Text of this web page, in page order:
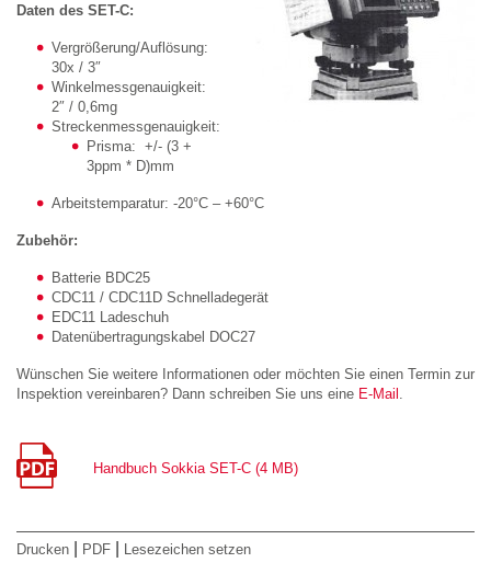
Daten des SET-C:
Vergrößerung/Auflösung:
30x / 3″
Winkelmessgenauigkeit:
2″ / 0,6mg
Streckenmessgenauigkeit:
Prisma: +/- (3 +
3ppm * D)mm
Arbeitstemparatur: -20°C – +60°C
Zubehör:
Batterie BDC25
CDC11 / CDC11D Schnelladegerät
EDC11 Ladeschuh
Datenübertragungskabel DOC27
Wünschen Sie weitere Informationen oder möchten Sie einen Termin zur
Inspektion vereinbaren? Dann schreiben Sie uns eine E-Mail
Handbuch Sokkia SET-C (4 MB)
Drucken PDF Lesezeichen setzen